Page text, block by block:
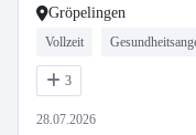
Gröpelingen
Vollzeit
3
28.07.2026